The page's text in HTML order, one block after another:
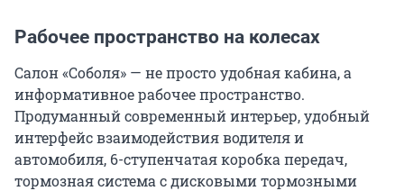
Рабочее пространство на колесах
Салон «Соболя» — не просто удобная кабина, а
информативное рабочее пространство.
Продуманный современный интерьер, удобный
интерфейс взаимодействия водителя и
автомобиля, 6-ступенчатая коробка передач,
тормозная система с дисковыми тормозными